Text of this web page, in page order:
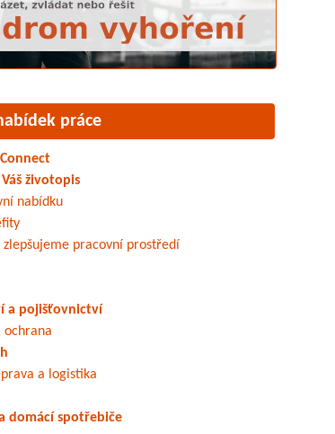
práce
životopis
nabídku
zlepšujeme pracovní prostředí
a pojišťovnictví
ochrana
a logistika
domácí spotřebiče